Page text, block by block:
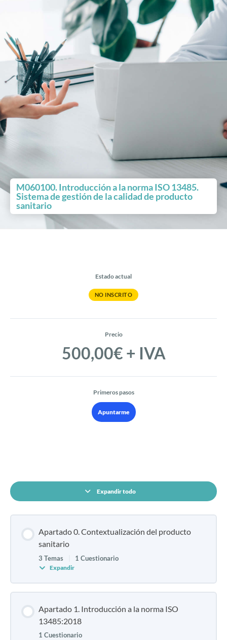
M060100. Introducción a la norma ISO 13485.
Sistema de gestión de la calidad de producto
sanitario
Estado actual
NO INSCRITO
Precio
500,00€ + IVA
Primeros pasos
Apuntarme
Expandir todo
Apartado 0. Contextualización del producto
sanitario
3 Temas 1 Cuestionario
Expandir
Apartado 1. Introducción a la norma ISO
13485:2018
1 Cuestionario